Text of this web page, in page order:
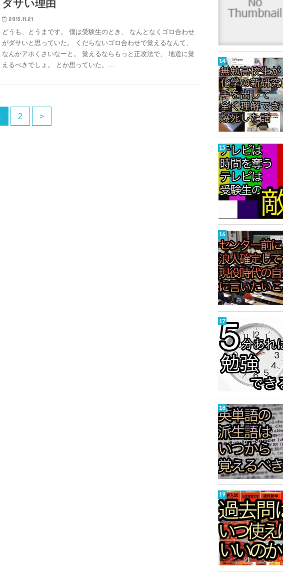
ダサい理由
2015.11.21
どうも、とうまです。 僕は受験生のとき、 なんとなくゴロ合わせ
がダサいと思っていた。 くだらないゴロ合わせで覚えるなんて、
なんかアホくさいなーと。 覚えるならもっと正攻法で、 地道に覚
えるべきでしょ。 とか思っていた。…
2 >